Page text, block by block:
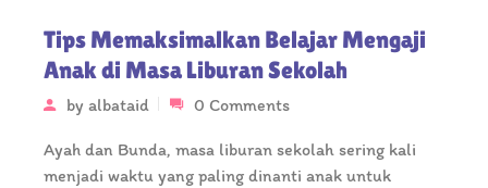
Tips Memaksimalkan Belajar Mengaji
Anak di Masa Liburan Sekolah
by albataid 0 Comments
Ayah dan Bunda, masa liburan sekolah sering kali
menjadi waktu yang paling dinanti anak untuk